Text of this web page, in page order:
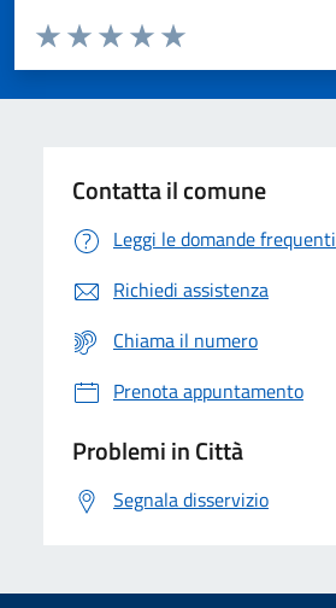
Domanda
Valuta da 1 a 5 stelle la pagina
Valuta 5 stelle su 5
Valuta 4 stelle su 5
Valuta 3 stelle su 5
Valuta 2 stelle su 5
Valuta 1 stelle su 5
Contatta il comune
Leggi le domande frequenti
Richiedi assistenza
Chiama il numero
Prenota appuntamento
Problemi in Città
Segnala disservizio